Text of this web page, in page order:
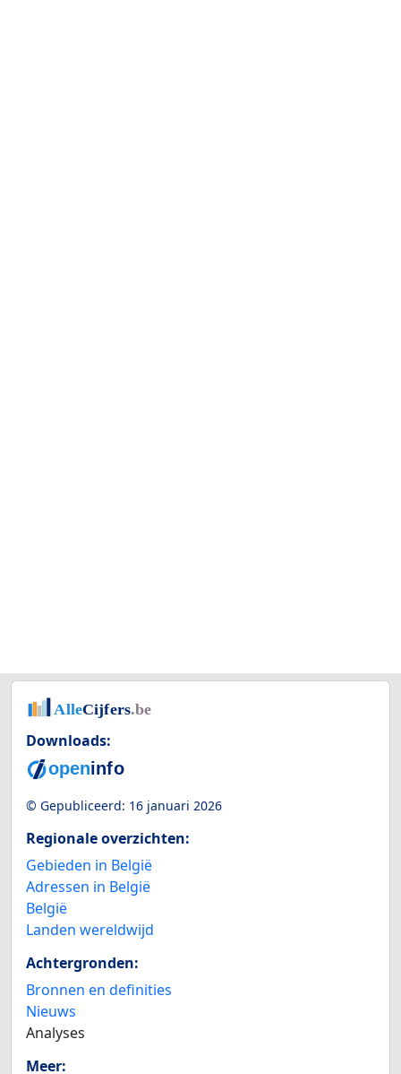
Downloads:
© Gepubliceerd: 16 januari 2026
Regionale overzichten:
Gebieden in België
Adressen in België
België
Landen wereldwijd
Achtergronden:
Bronnen en definities
Nieuws
Analyses
Meer: